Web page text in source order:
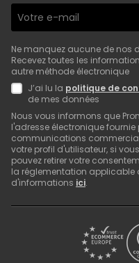
Ne manquez aucune de nos
Recevez toutes les
autre méthode électronique
J’ai lu la politique de
de mes données
Nous vous informons que
l'adresse électronique fournie
communications
votre profil d'utilisateur, si
pouvez retirer votre
la réglementation applicable
d'informations ici.